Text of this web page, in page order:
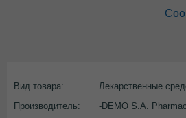
Вид товара:
Лекарственные
Производитель:
-DEMO S.A.